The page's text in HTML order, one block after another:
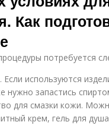
Как
потребуется
используются
нужно запастись
для смазки кожи.
крем, гель для